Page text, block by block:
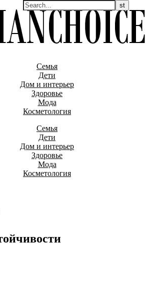
Семья
Дети
Дом и интерьер
Здоровье
Мода
Косметология
Семья
Дети
Дом и интерьер
Здоровье
Мода
Косметология